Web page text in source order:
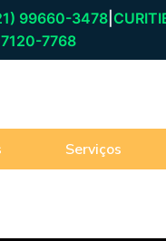
99660-3478
7768
Serviços